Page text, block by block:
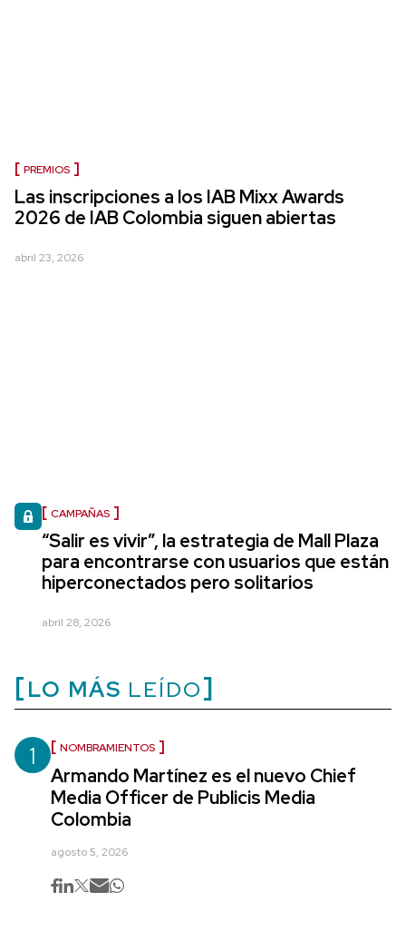
PREMIOS
Las inscripciones a los IAB Mixx Awards
2026 de IAB Colombia siguen abiertas
abril 23, 2026
CAMPAÑAS
“Salir es vivir”, la estrategia de Mall Plaza
para encontrarse con usuarios que están
hiperconectados pero solitarios
abril 28, 2026
LO MÁS LEÍDO
1 NOMBRAMIENTOS
Armando Martínez es el nuevo Chief
Media Officer de Publicis Media
Colombia
agosto 5, 2026